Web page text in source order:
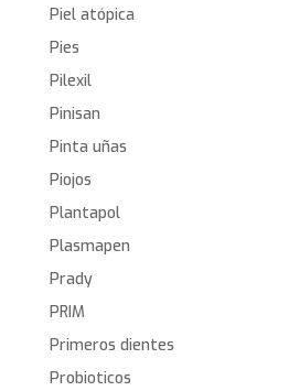
Piel atópica
Pies
Pilexil
Pinisan
Pinta uñas
Piojos
Plantapol
Plasmapen
Prady
PRIM
Primeros dientes
Probioticos